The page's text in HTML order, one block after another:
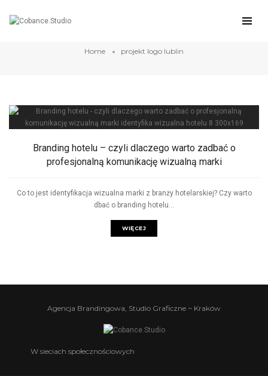
Home projekt logo lublin
Branding hotelu – czyli dlaczego warto zadbać o
profesjonalną komunikację wizualną marki
Co to jest identyfikacja wizualna marki z branży hotelarskiej? Czy warto
dbać o branding hotelu...
WIĘCEJ
Agencja Brandingowa, Studio Graficzne ~ Kraków
W sieciach społecznościowych